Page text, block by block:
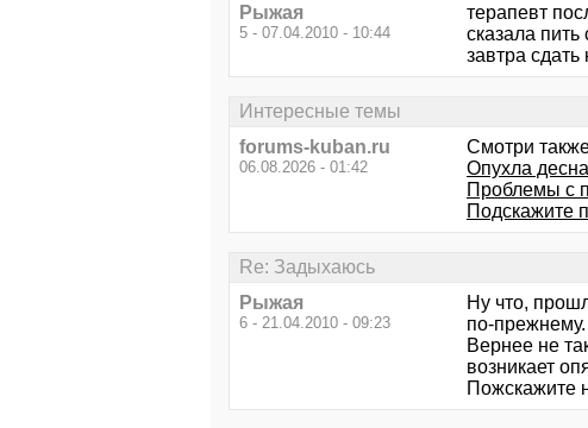
Рыжая
5 - 07.04.2010 - 10:44
терапевт
сказала пить
завтра сдать
Интересные темы
forums-kuban.ru
06.08.2026 - 01:42
Смотри
Опухла
Проблемы с
Подскажите
Re: Задыхаюсь
Рыжая
6 - 21.04.2010 - 09:23
Ну что,
по-прежнему.
Вернее не
возникает
Пожскажите